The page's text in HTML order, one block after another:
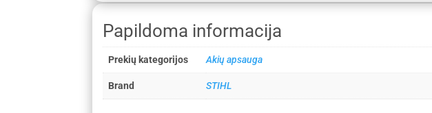
Papildoma informacija
Prekių kategorijos Akių apsauga
Brand STIHL